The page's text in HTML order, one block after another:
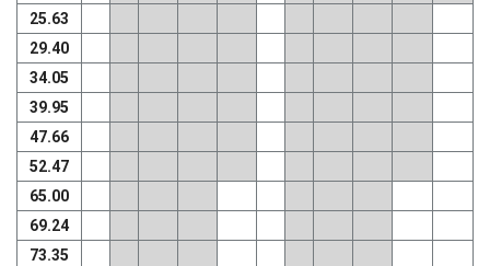
25.63
29.40
34.05
39.95
47.66
52.47
65.00
69.24
73.35